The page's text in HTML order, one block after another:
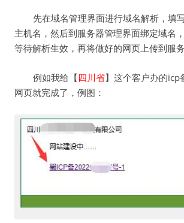
先在域名管理界面进行域名解析，填
主机名，然后到服务器管理界面绑定域名
等待解析生效，再将做好的网页上传到服务
例如我给【四川省】这个客户办的icp
网页就完成了，例图：